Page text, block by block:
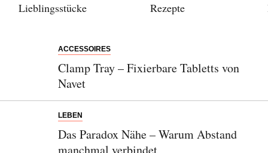
Lieblingsstücke Rezepte
ACCESSOIRES
Clamp Tray – Fixierbare Tabletts von
Navet
LEBEN
Das Paradox Nähe – Warum Abstand